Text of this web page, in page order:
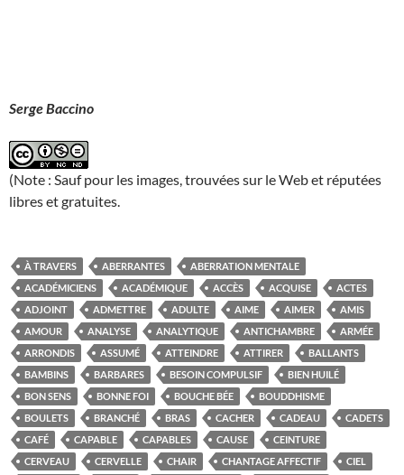
Serge Baccino
(Note : Sauf pour les images, trouvées sur le Web et réputées
libres et gratuites.
À TRAVERS ABERRANTES
ABERRATION MENTALE
ACADÉMICIENS
ACADÉMIQUE ACCÈS ACQUISE
ACTES
ADJOINT
ADMETTRE ADULTE AIME AIMER
AMIS
AMOUR
ANALYSE ANALYTIQUE ANTICHAMBRE
ARMÉE
ARRONDIS
ASSUMÉ ATTEINDRE ATTIRER
BALLANTS
BAMBINS
BARBARES BESOIN COMPULSIF
BIEN HUILÉ
BON SENS
BONNE FOI BOUCHE BÉE
BOUDDHISME
BOULETS
BRANCHÉ BRAS CACHER CADEAU
CADETS
CAFÉ
CAPABLE CAPABLES CAUSE
CEINTURE
CERVEAU
CERVELLE CHAIR CHANTAGE AFFECTIF
CIEL